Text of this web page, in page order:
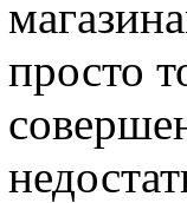
просто